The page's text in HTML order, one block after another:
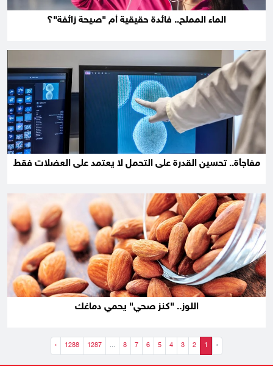
الماء المملح.. فائدة حقيقية أم "صيحة زائفة"؟
مفاجأة.. تحسين القدرة على التحمل لا يعتمد على العضلات فقط
اللوز.. "كنز صحي" يحمي دماغك
‹
1
2
3
4
5
6
7
8
...
1287
1288
›